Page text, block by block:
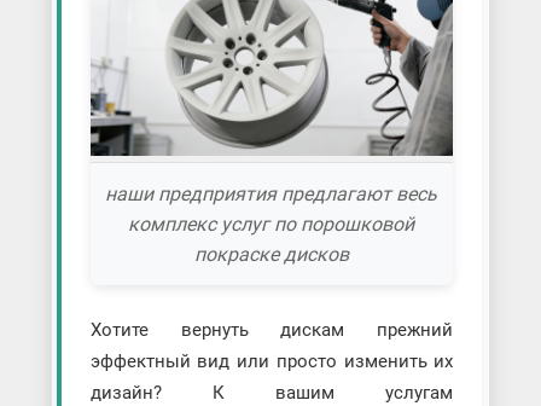
наши предприятия предлагают весь
комплекс услуг по порошковой
покраске дисков
Хотите вернуть дискам прежний
эффектный вид или просто изменить их
дизайн? К вашим услугам